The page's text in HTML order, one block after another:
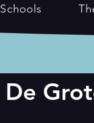
Schools
De